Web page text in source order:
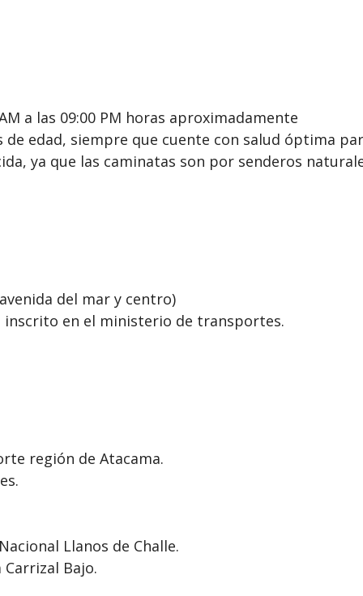
a las 09:00 PM horas aproximadamente
de edad, siempre que cuente con salud óptima
ya que las caminatas son por senderos
del mar y centro)
en el ministerio de transportes.
región de Atacama.
Llanos de Challe.
Bajo.